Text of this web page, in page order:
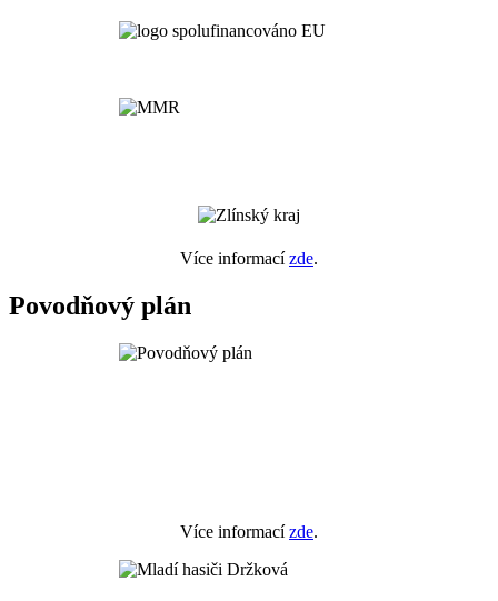
Více informacízde.
Povodňový plán
Více informacízde.